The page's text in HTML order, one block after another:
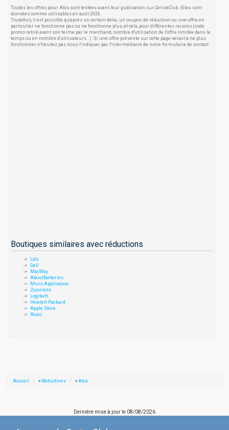
Toutes les offres pour Abix sont testées avant leur publication sur CeriseClub. Elles sont
données comme utilisables en août 2026.
Toutefois, il est possible qu'après un certain délai, un coupon de réduction ou une offre en
particulier ne fonctionne pas ou ne fonctionne plus, et cela, pour différentes raisons (code
promo retiré avant son terme par le marchand, nombre d'utilisation de l'offre limitée dans le
temps ou en nombre d'utilisateurs...). Si une offre présente sur cette page venait à ne plus
fonctionner, n'hésitez pas nous l'indiquer par l'intermédiaire de notre formulaire de contact.
Boutiques similaires avec réductions
Ldlc
Dell
MacWay
AboutBatteries
Micro Application
Zoombits
Logitech
Hewlett Packard
Apple Store
Roxio
Accueil » Réductions » Abix
Dernière mise à jour le 08/08/2026